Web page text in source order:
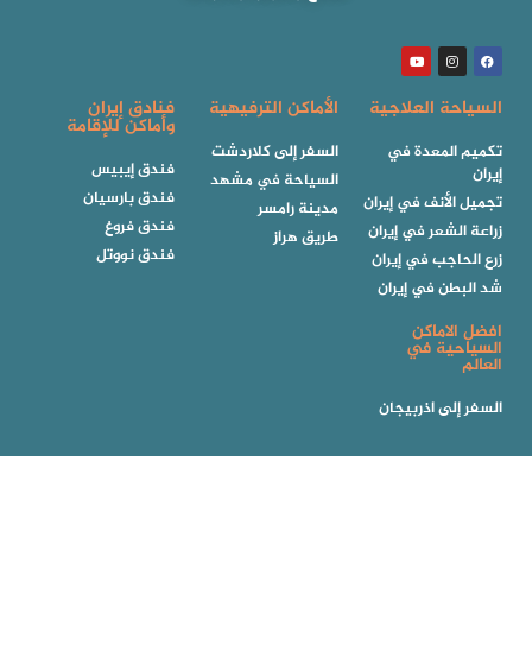
السياحة العلاجية
تكميم المعدة في
إيران
تجميل الأنف في إيران
زراعة الشعر في إيران
زرع الحاجب في إيران
شد البطن في إيران
الأماكن الترفيهية
السفر إلى كلاردشت
السياحة في مشهد
مدينة رامسر
طريق هراز
فنادق إيران
وأماكن للإقامة
فندق إيبيس
فندق بارسيان
فندق فروغ
فندق نووتل
افضل الاماكن
السياحية في
العالم
السفر إلى اذربيجان